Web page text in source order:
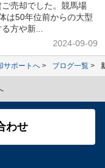
売却でした。競馬場
は50年位前からの大型
方や新...
2024-09-09
サポートへ ブログ一覧
わせ